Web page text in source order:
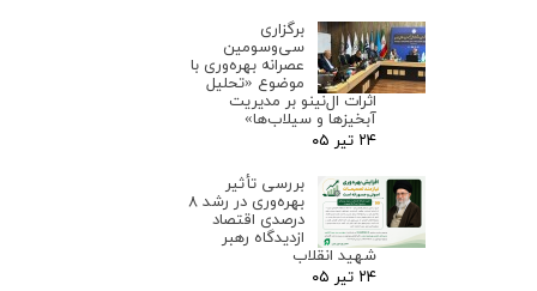
برگزاری
سی‌وسومین
عصرانه بهره‌وری با
موضوع «تحلیل
اثرات ال‌نینو بر مدیریت
آبخیزها و سیلاب‌ها»
۲۴ تیر ۰۵
بررسی تأثیر
بهره‌وری در رشد ۸
درصدی اقتصاد
ازدیدگاه رهبر
شهید انقلاب
۲۴ تیر ۰۵